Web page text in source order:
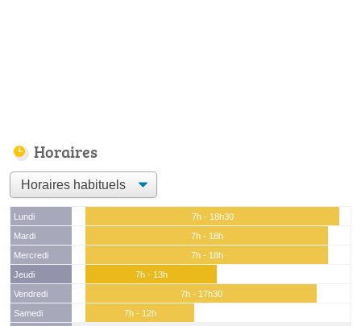
Horaires
Lundi
7h - 18h30
Mardi
7h - 18h
Mercredi
7h - 18h
Jeudi
7h - 13h
Vendredi
7h - 17h30
Samedi
7h - 12h